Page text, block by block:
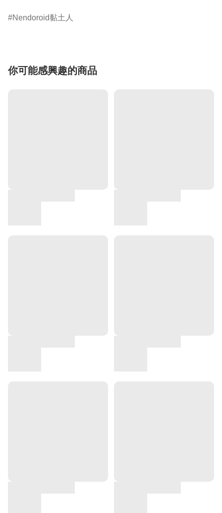
Nendoroid黏土人
你可能感興趣的商品